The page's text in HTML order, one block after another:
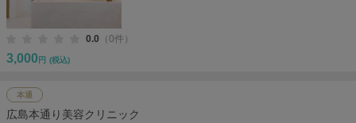
0.0 （0件）
3,000 円 (税込)
本通
広島本通り美容クリニック